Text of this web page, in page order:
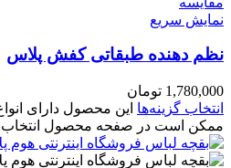
نمایش سریع
نظم دهنده طبقاتی کفش پلاس
1,780,000 تومان
انتخاب گزینه‌ها این محصول دارای
ممکن است در صفحه محصول انتخاب